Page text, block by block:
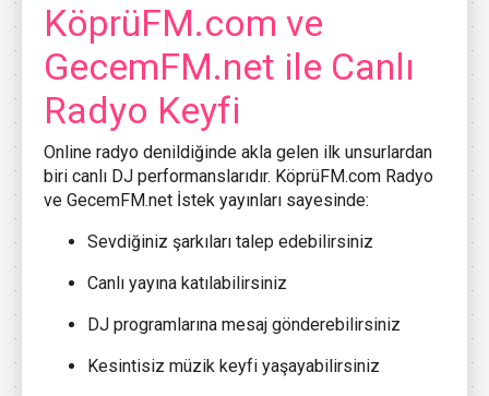
KöprüFM.com ve
GecemFM.net ile Canlı
Radyo Keyfi
Online radyo denildiğinde akla gelen ilk unsurlardan
biri canlı DJ performanslarıdır. KöprüFM.com Radyo
ve GecemFM.net İstek yayınları sayesinde:
Sevdiğiniz şarkıları talep edebilirsiniz
Canlı yayına katılabilirsiniz
DJ programlarına mesaj gönderebilirsiniz
Kesintisiz müzik keyfi yaşayabilirsiniz